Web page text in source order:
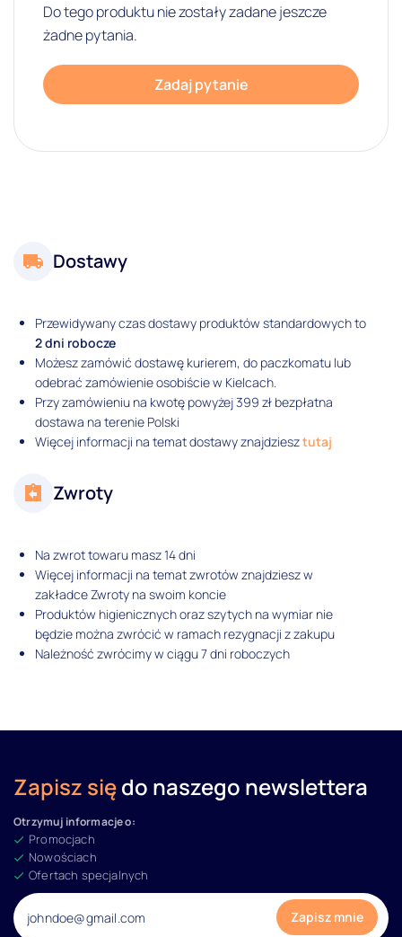
Do tego produktu nie zostały zadane jeszcze
żadne pytania.
Zadaj pytanie
Dostawy
Przewidywany czas dostawy produktów standardowych to
2 dni robocze
Możesz zamówić dostawę kurierem, do paczkomatu lub
odebrać zamówienie osobiście w Kielcach.
Przy zamówieniu na kwotę powyżej 399 zł bezpłatna
dostawa na terenie Polski
Więcej informacji na temat dostawy znajdziesztutaj
Zwroty
Na zwrot towaru masz 14 dni
Więcej informacji na temat zwrotów znajdziesz w
zakładce Zwroty na swoim koncie
Produktów higienicznych oraz szytych na wymiar nie
będzie można zwrócić w ramach rezygnacji z zakupu
Należność zwrócimy w ciągu 7 dni roboczych
Zapisz siędo naszego newslettera
Otrzymuj informacje o:
Promocjach
Nowościach
Ofertach specjalnych